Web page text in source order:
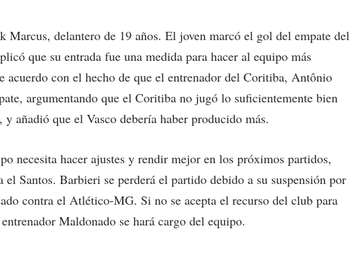
Marcus, delantero de 19 años. El joven marcó el gol del empate del
que su entrada fue una medida para hacer al equipo más
acuerdo con el hecho de que el entrenador del Coritiba, Antônio
argumentando que el Coritiba no jugó lo suficientemente bien
añadió que el Vasco debería haber producido más.
necesita hacer ajustes y rendir mejor en los próximos partidos,
Santos. Barbieri se perderá el partido debido a su suspensión por
contra el Atlético-MG. Si no se acepta el recurso del club para
Maldonado se hará cargo del equipo.